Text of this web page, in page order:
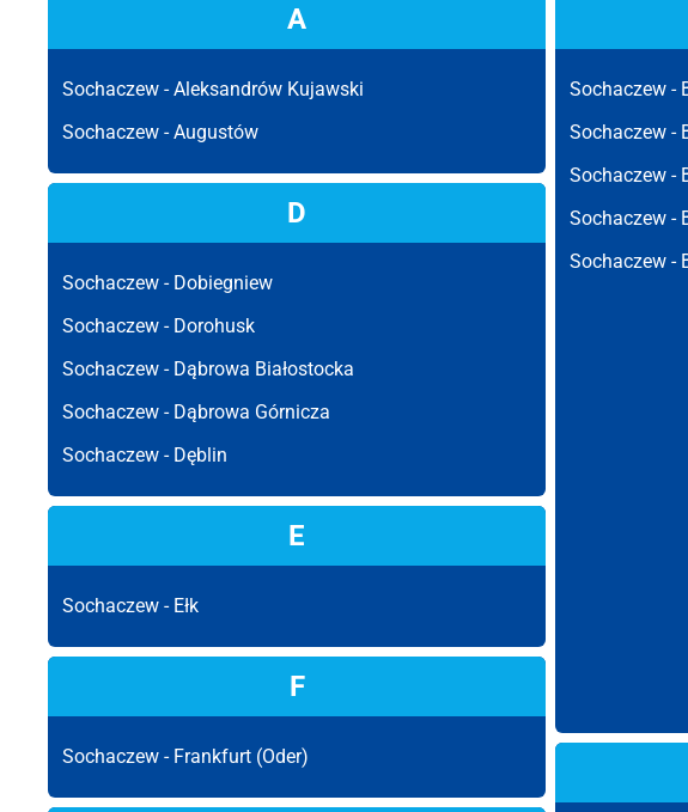
A
Sochaczew -Aleksandrów Kujawski
Sochaczew -Augustów
Sochaczew -
Sochaczew -
Sochaczew -
Sochaczew -
Sochaczew -
D
Sochaczew - Dobiegniew
Sochaczew - Dorohusk
Sochaczew - Dąbrowa Białostocka
Sochaczew - Dąbrowa Górnicza
Sochaczew - Dęblin
E
Sochaczew - Ełk
F
Sochaczew - Frankfurt (Oder)